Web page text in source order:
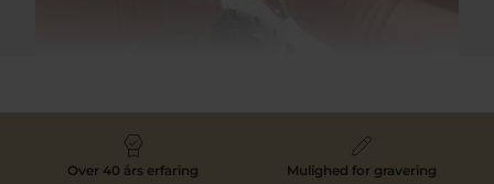
Med et miks af zirkonia, krystal sten og
ramme plet.
Over 40 års erfaring Mulighed for gravering